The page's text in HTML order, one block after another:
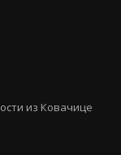
из Ковачице